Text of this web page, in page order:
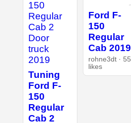
Tuning
Ford F-
150
Regular
Cab 2
Ford F-
150
Regular
Cab 2019
rohne3dt · 55
likes